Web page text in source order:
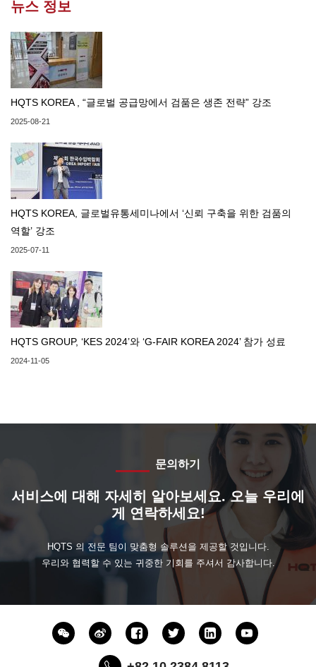
뉴스 정보
HQTS KOREA , “글로벌 공급망에서 검품은 생존 전략” 강조
2025-08-21
HQTS KOREA, 글로벌유통세미나에서 ‘신뢰 구축을 위한 검품의
역할’ 강조
2025-07-11
HQTS GROUP, ‘KES 2024’와 ‘G-FAIR KOREA 2024’ 참가 성료
2024-11-05
문의하기
서비스에 대해 자세히 알아보세요. 오늘 우리에
게 연락하세요!
HQTS 의 전문 팀이 맞춤형 솔루션을 제공할 것입니다.
우리와 협력할 수 있는 귀중한 기회를 주셔서 감사합니다.